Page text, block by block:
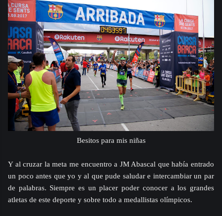
Besitos para mis niñas
Y al cruzar la meta me encuentro a JM Abascal que había entrado
un poco antes que yo y al que pude saludar e intercambiar un par
de palabras. Siempre es un placer poder conocer a los grandes
atletas de este deporte y sobre todo a medallistas olímpicos.